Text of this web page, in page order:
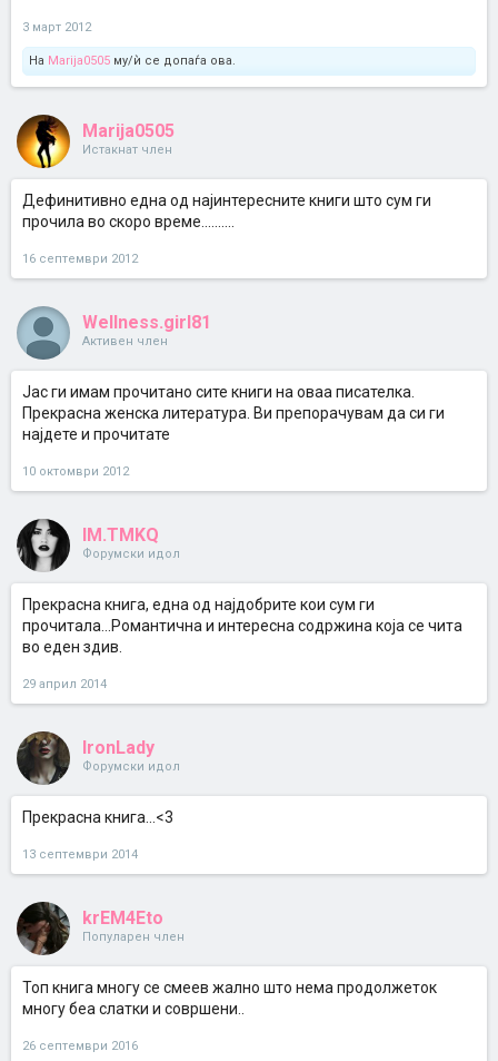
3 март 2012
На Marija0505 му/ѝ се допаѓа ова.
Marija0505
Истакнат член
Дефинитивно една од најинтересните книги што сум ги
прочила во скоро време..........
16 септември 2012
Wellness.girl81
Активен член
Јас ги имам прочитано сите книги на оваа писателка.
Прекрасна женска литература. Ви препорачувам да си ги
најдете и прочитате
10 октомври 2012
IM.TMKQ
Форумски идол
Прекрасна книга, една од најдобрите кои сум ги
прочитала...Романтична и интересна содржина која се чита
во еден здив.
29 април 2014
IronLady
Форумски идол
Прекрасна книга...<3
13 септември 2014
krEM4Eto
Популарен член
Топ книга многу се смеев жално што нема продолжеток
многу беа слатки и совршени..
26 септември 2016